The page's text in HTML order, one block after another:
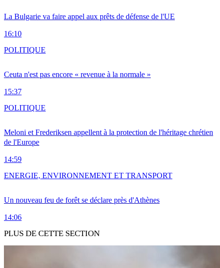
La Bulgarie va faire appel aux prêts de défense de l'UE
16:10
Ceuta n'est pas encore « revenue à la normale »
15:37
POLITIQUE
Meloni et Frederiksen appellent à la protection de l'héritage chrétien
de l'Europe
14:59
POLITIQUE
Un nouveau feu de forêt se déclare près d'Athènes
14:06
ENERGIE, ENVIRONNEMENT ET TRANSPORT
PLUS DE CETTE SECTION